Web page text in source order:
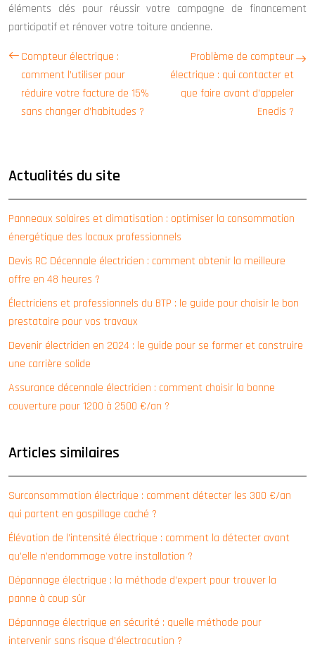
éléments clés pour réussir votre campagne de financement
participatif et rénover votre toiture ancienne.
Compteur électrique :
comment l’utiliser pour
réduire votre facture de 15%
sans changer d’habitudes ?
Problème de compteur
électrique : qui contacter et
que faire avant d’appeler
Enedis ?
Actualités du site
Panneaux solaires et climatisation : optimiser la consommation
énergétique des locaux professionnels
Devis RC Décennale électricien : comment obtenir la meilleure
offre en 48 heures ?
Électriciens et professionnels du BTP : le guide pour choisir le bon
prestataire pour vos travaux
Devenir électricien en 2024 : le guide pour se former et construire
une carrière solide
Assurance décennale électricien : comment choisir la bonne
couverture pour 1200 à 2500 €/an ?
Articles similaires
Surconsommation électrique : comment détecter les 300 €/an
qui partent en gaspillage caché ?
Élévation de l’intensité électrique : comment la détecter avant
qu’elle n’endommage votre installation ?
Dépannage électrique : la méthode d’expert pour trouver la
panne à coup sûr
Dépannage électrique en sécurité : quelle méthode pour
intervenir sans risque d’électrocution ?